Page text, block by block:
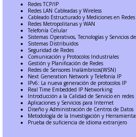
Redes TCP/IP
Redes LAN Cableadas y Wireless
Cableado Estructurado y Mediciones en Redes
Redes Metropolitanas y WAN
Telefonía Celular
Sistemas Operativos, Tecnologías y Servicios
Sistemas Distribuidos
Seguridad de Redes
Comunicación y Protocolos Industriales
Gestión y Planificación de Redes
Redes de Sensores Inalámbricos(WSN)
Next Generation Network y Telefonía IP
IPv6: La nueva generación de protocolos IP
Real Time Embedded IP Networking
Introducción a la Calidad de Servicio en redes
Aplicaciones y Servicios para Internet
Diseño y Administración de Centros de Datos
Metodología de la Investigación y
Prueba de suficiencia de idioma extranjero